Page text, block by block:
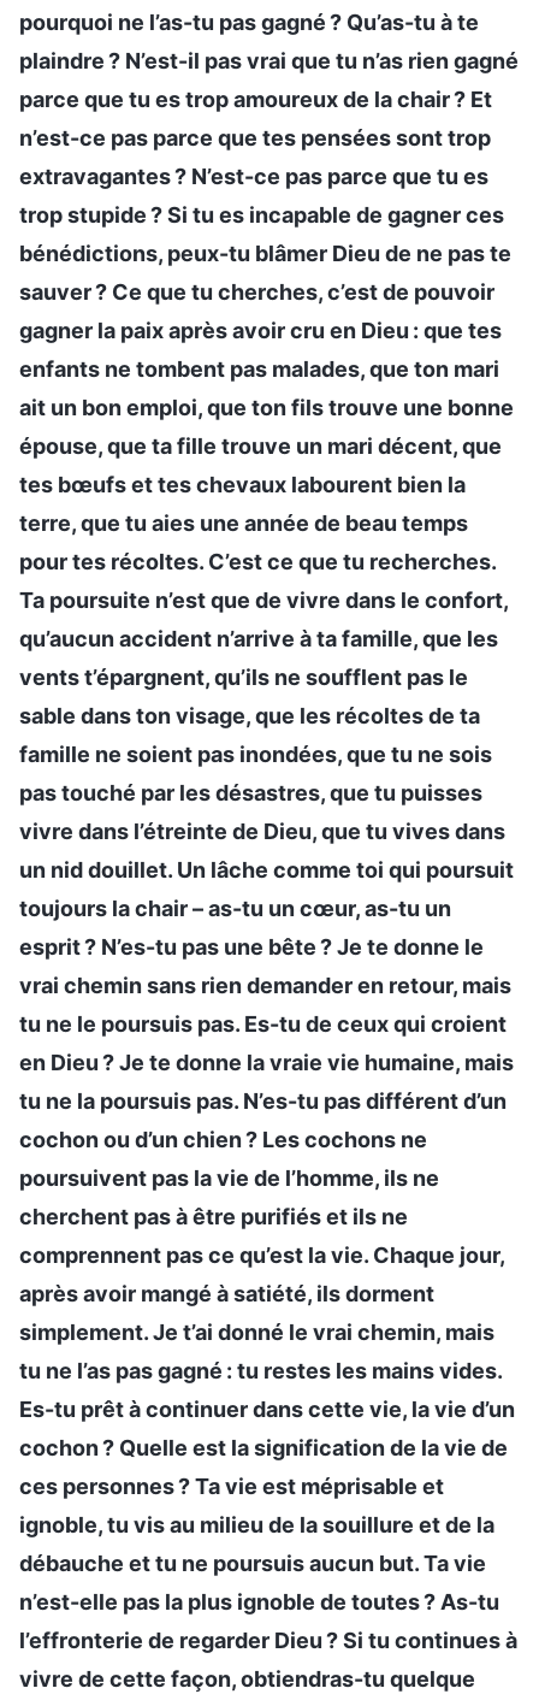
pourquoi ne l’as-tu pas gagné ? Qu’as-tu à te
plaindre ? N’est-il pas vrai que tu n’as rien gagné
parce que tu es trop amoureux de la chair ? Et
n’est-ce pas parce que tes pensées sont trop
extravagantes ? N’est-ce pas parce que tu es
trop stupide ? Si tu es incapable de gagner ces
bénédictions, peux-tu blâmer Dieu de ne pas te
sauver ? Ce que tu cherches, c’est de pouvoir
gagner la paix après avoir cru en Dieu : que tes
enfants ne tombent pas malades, que ton mari
ait un bon emploi, que ton fils trouve une bonne
épouse, que ta fille trouve un mari décent, que
tes bœufs et tes chevaux labourent bien la
terre, que tu aies une année de beau temps
pour tes récoltes. C’est ce que tu recherches.
Ta poursuite n’est que de vivre dans le confort,
qu’aucun accident n’arrive à ta famille, que les
vents t’épargnent, qu’ils ne soufflent pas le
sable dans ton visage, que les récoltes de ta
famille ne soient pas inondées, que tu ne sois
pas touché par les désastres, que tu puisses
vivre dans l’étreinte de Dieu, que tu vives dans
un nid douillet. Un lâche comme toi qui poursuit
toujours la chair – as-tu un cœur, as-tu un
esprit ? N’es-tu pas une bête ? Je te donne le
vrai chemin sans rien demander en retour, mais
tu ne le poursuis pas. Es-tu de ceux qui croient
en Dieu ? Je te donne la vraie vie humaine, mais
tu ne la poursuis pas. N’es-tu pas différent d’un
cochon ou d’un chien ? Les cochons ne
poursuivent pas la vie de l’homme, ils ne
cherchent pas à être purifiés et ils ne
comprennent pas ce qu’est la vie. Chaque jour,
après avoir mangé à satiété, ils dorment
simplement. Je t’ai donné le vrai chemin, mais
tu ne l’as pas gagné : tu restes les mains vides.
Es-tu prêt à continuer dans cette vie, la vie d’un
cochon ? Quelle est la signification de la vie de
ces personnes ? Ta vie est méprisable et
ignoble, tu vis au milieu de la souillure et de la
débauche et tu ne poursuis aucun but. Ta vie
n’est-elle pas la plus ignoble de toutes ? As-tu
l’effronterie de regarder Dieu ? Si tu continues à
vivre de cette façon, obtiendras-tu quelque